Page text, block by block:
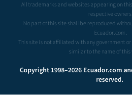
All trademarks and websites appearing on
respective owners.
No part of this site shall be reproduced
Ecuador.com.
This site is not affiliated with any government
similar to the name of
Copyright 1998–2026 Ecuador.com
reserved.